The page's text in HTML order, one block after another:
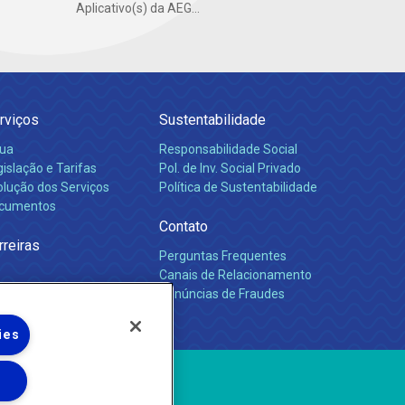
Aplicativo(s) da AEG...
e Tarifas
dos Serviços
Sustentabilidade
Responsabilidade Social
Pol. de Inv. Social Privado
Política de Sustentabilidade
Contato
Perguntas Frequentes
Canais de Relacionamento
Denúncias de Fraudes